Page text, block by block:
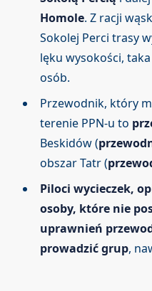
Homole. Z racji
Sokolej Perci trasy
lęku wysokości,
osób.
Przewodnik, który
terenie PPN-u to
Beskidów (
obszar Tatr (
Piloci wycieczek,
osoby, które nie
uprawnień
prowadzić grup,